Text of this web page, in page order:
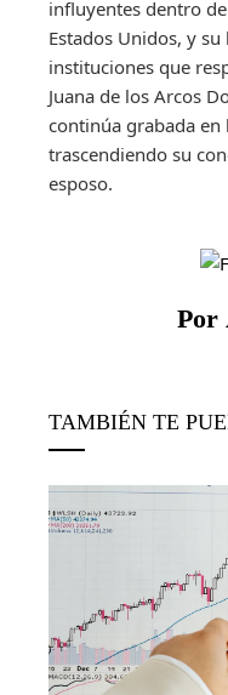
influyentes dentro
Estados Unidos, y
instituciones que
Juana de los Arcos
continúa grabada
trascendiendo su
esposo.
Por
TAMBIÉN TE